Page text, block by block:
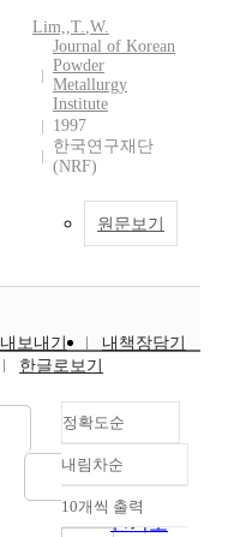
Lim,,T.,W.
Journal of Korean
Powder
Metallurgy
Institute
1997
한국연구재단
(NRF)
원문보기
내보내기
내책장담기
한글로보기
정확도순
정확도
순
인기도
내림차순
내림차순
10개씩 출력